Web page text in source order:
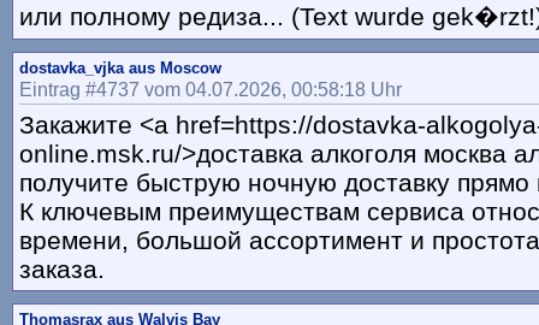
или полному редиза... (Text wurde
dostavka_vjka aus Moscow
Eintrag #4737 vom 04.07.2026, 00:58:18 Uhr
Закажите <a href=https://dostavka-
online.msk.ru/>доставка алкоголя москва
получите быструю ночную доставку
К ключевым преимуществам сервиса
времени, большой ассортимент и
заказа.
Thomasrax aus Walvis Bay